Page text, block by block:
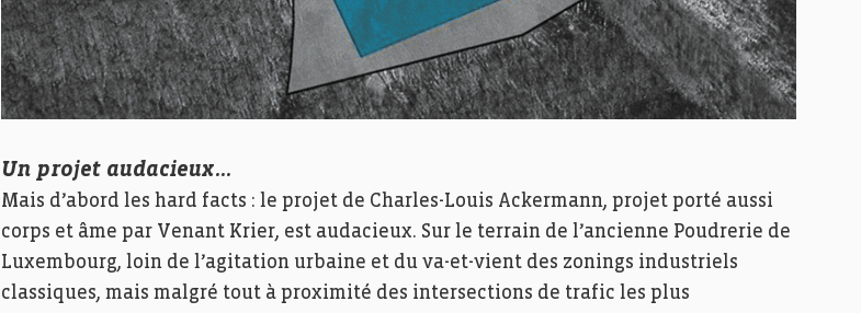
Un projet audacieux…
Mais d’abord les hard facts : le projet de Charles-Louis Ackermann, projet porté aussi
corps et âme par Venant Krier, est audacieux. Sur le terrain de l’ancienne Poudrerie de
Luxembourg, loin de l’agitation urbaine et du va-et-vient des zonings industriels
classiques, mais malgré tout à proximité des intersections de trafic les plus